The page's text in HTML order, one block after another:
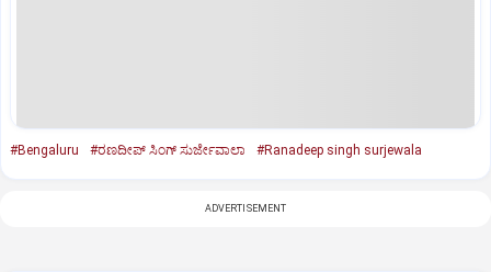
#Bengaluru #ರಣದೀಪ್ ಸಿಂಗ್ ಸುರ್ಜೇವಾಲಾ #Ranadeep singh surjewala
ADVERTISEMENT